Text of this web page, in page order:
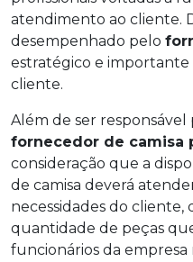
atendimento ao cliente.
desempenhado pelo
estratégico e importante
cliente.
Além de ser
fornecedor de camisa
consideração que a
de camisa deverá
necessidades do cliente,
quantidade de peças
funcionários da empresa